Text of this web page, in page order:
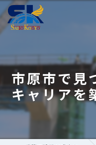
市原市で見
キャリアを